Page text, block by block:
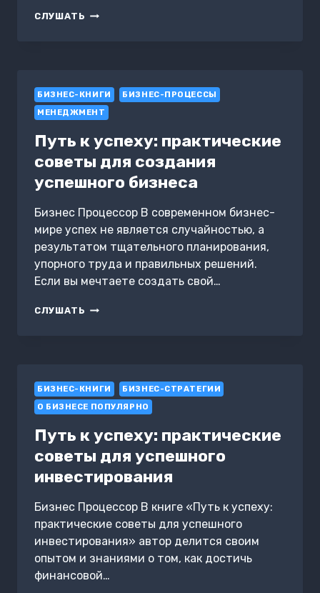
СЛУШАТЬ ИСПОЛЬЗОВАНИЕ
БИЗНЕС-КНИГИ
БИЗНЕС-ПРОЦЕССЫ
МЕНЕДЖМЕНТ
Путь к успеху: практические
советы для создания
успешного бизнеса
Бизнес Процессор В современном бизнес-
мире успех не является случайностью, а
результатом тщательного планирования,
упорного труда и правильных решений.
Если вы мечтаете создать свой…
СЛУШАТЬ ПУТЬ
СОЗДАНИЯ
УСПЕШНОГО
БИЗНЕСА
БИЗНЕС-КНИГИ
БИЗНЕС-СТРАТЕГИИ
О БИЗНЕСЕ ПОПУЛЯРНО
Путь к успеху: практические
советы для успешного
инвестирования
Бизнес Процессор В книге «Путь к успеху:
практические советы для успешного
инвестирования» автор делится своим
опытом и знаниями о том, как достичь
финансовой…